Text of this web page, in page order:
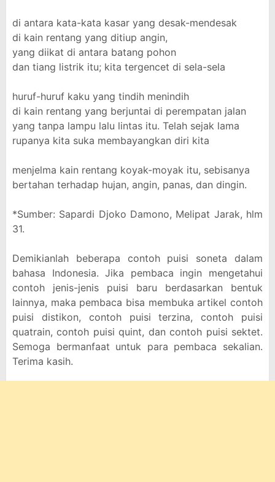
di antara kata-kata kasar yang desak-mendesak
di kain rentang yang ditiup angin,
yang diikat di antara batang pohon
dan tiang listrik itu; kita tergencet di sela-sela
huruf-huruf kaku yang tindih menindih
di kain rentang yang berjuntai di perempatan jalan
yang tanpa lampu lalu lintas itu. Telah sejak lama
rupanya kita suka membayangkan diri kita
menjelma kain rentang koyak-moyak itu, sebisanya
bertahan terhadap hujan, angin, panas, dan dingin.
*Sumber: Sapardi Djoko Damono, Melipat Jarak, hlm
31.
Demikianlah beberapa contoh puisi soneta dalam
bahasa Indonesia. Jika pembaca ingin mengetahui
contoh jenis-jenis puisi baru berdasarkan bentuk
lainnya, maka pembaca bisa membuka artikel contoh
puisi distikon, contoh puisi terzina, contoh puisi
quatrain, contoh puisi quint, dan contoh puisi sektet.
Semoga bermanfaat untuk para pembaca sekalian.
Terima kasih.